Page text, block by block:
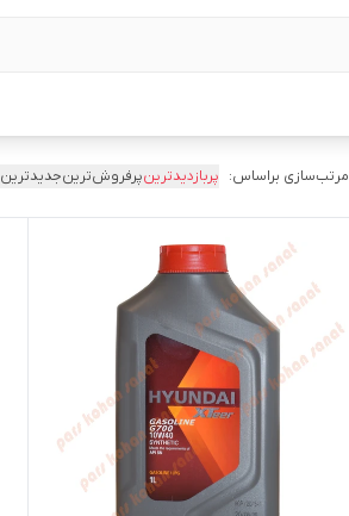
مرتب‌سازی براساس: پربازدیدترینپرفروش‌ترینجدیدترین